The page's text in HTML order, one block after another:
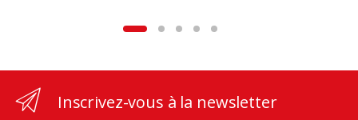
Inscrivez-vous à la newsletter